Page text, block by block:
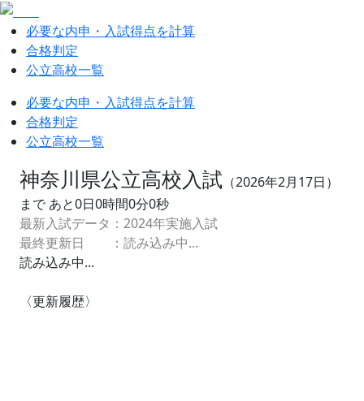
必要な内申・入試得点を計算
合格判定
公立高校一覧
必要な内申・入試得点を計算
合格判定
公立高校一覧
神奈川県公立高校入試 （2026年2月17日）
まで あと0日0時間0分0秒
最新入試データ： 2024年実施入試
最終更新日 ： 読み込み中...
読み込み中...
〈更新履歴〉